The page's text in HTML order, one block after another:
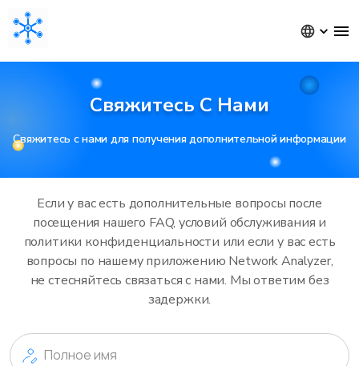
Свяжитесь С Нами
Свяжитесь с нами для получения дополнительной информации
Если у вас есть дополнительные вопросы после
посещения нашего FAQ, условий обслуживания и
политики конфиденциальности или если у вас есть
вопросы по нашему приложению Network Analyzer,
не стесняйтесь связаться с нами. Мы ответим без
задержки.